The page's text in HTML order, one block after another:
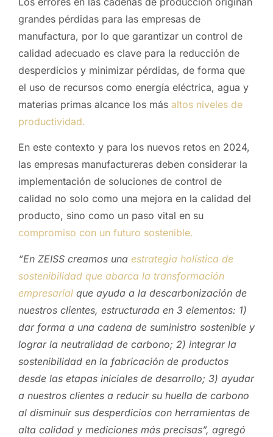
grandes pérdidas para las empresas de
manufactura, por lo que garantizar un control de
calidad adecuado es clave para la reducción de
desperdicios y minimizar pérdidas, de forma que
el uso de recursos como energía eléctrica, agua y
materias primas alcance los más altos niveles de
productividad.
En este contexto y para los nuevos retos en 2024,
las empresas manufactureras deben considerar la
implementación de soluciones de control de
calidad no solo como una mejora en la calidad del
producto, sino como un paso vital en su
compromiso con un futuro sostenible.
“En ZEISS creamos una estrategia holística de
sostenibilidad que abarca la transformación
empresarial que ayuda a la descarbonización de
nuestros clientes, estructurada en 3 elementos: 1)
dar forma a una cadena de suministro sostenible y
lograr la neutralidad de carbono; 2) integrar la
sostenibilidad en la fabricación de productos
desde las etapas iniciales de desarrollo; 3) ayudar
a nuestros clientes a reducir su huella de carbono
al disminuir sus desperdicios con herramientas de
alta calidad y mediciones más precisas”, agregó